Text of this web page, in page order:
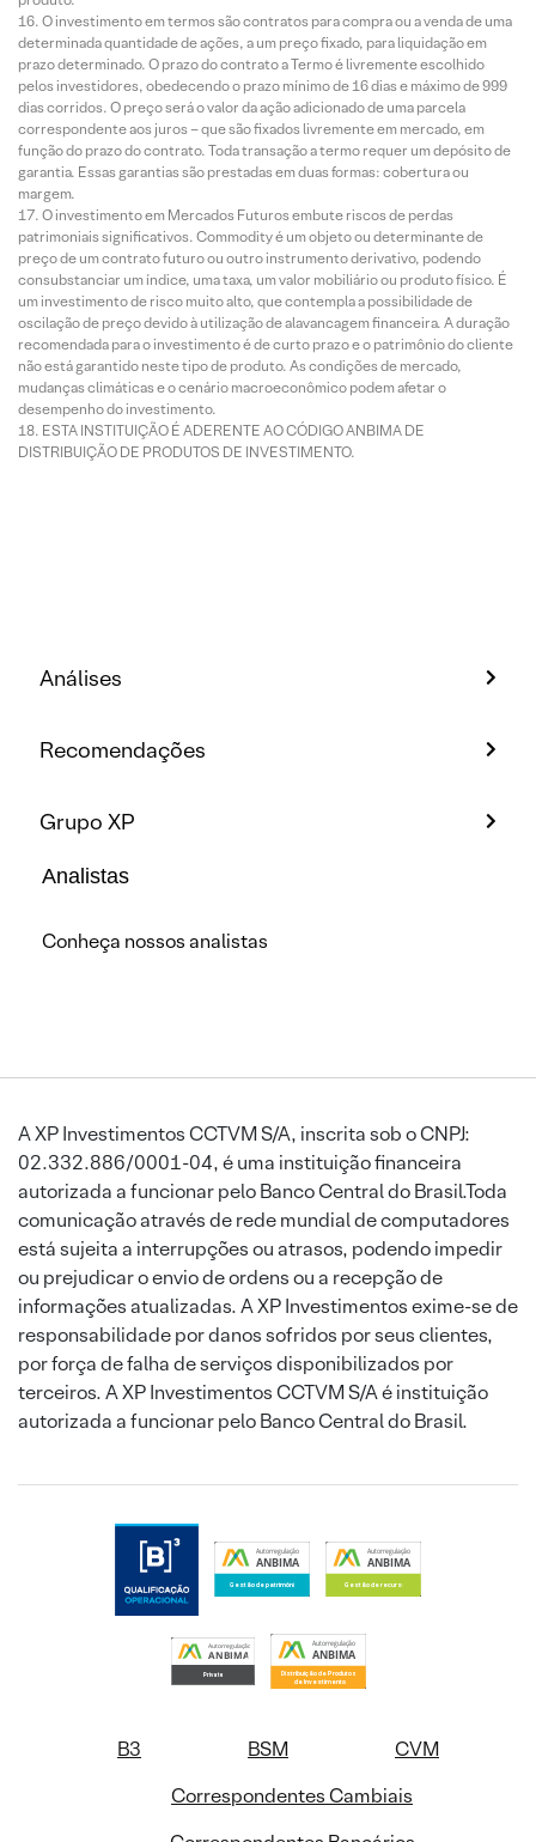
O investimento em termos são contratos para compra ou a venda de uma
determinada quantidade de ações, a um preço fixado, para liquidação em
prazo determinado. O prazo do contrato a Termo é livremente escolhido
pelos investidores, obedecendo o prazo mínimo de 16 dias e máximo de 999
dias corridos. O preço será o valor da ação adicionado de uma parcela
correspondente aos juros – que são fixados livremente em mercado, em
função do prazo do contrato. Toda transação a termo requer um depósito de
garantia. Essas garantias são prestadas em duas formas: cobertura ou
margem.
O investimento em Mercados Futuros embute riscos de perdas
patrimoniais significativos. Commodity é um objeto ou determinante de
preço de um contrato futuro ou outro instrumento derivativo, podendo
consubstanciar um índice, uma taxa, um valor mobiliário ou produto físico. É
um investimento de risco muito alto, que contempla a possibilidade de
oscilação de preço devido à utilização de alavancagem financeira. A duração
recomendada para o investimento é de curto prazo e o patrimônio do cliente
não está garantido neste tipo de produto. As condições de mercado,
mudanças climáticas e o cenário macroeconômico podem afetar o
desempenho do investimento.
ESTA INSTITUIÇÃO É ADERENTE AO CÓDIGO ANBIMA DE
DISTRIBUIÇÃO DE PRODUTOS DE INVESTIMENTO.
Análises
Recomendações
Grupo XP
Analistas
Conheça nossos analistas
A XP Investimentos CCTVM S/A, inscrita sob o CNPJ:
02.332.886/0001-04, é uma instituição financeira
autorizada a funcionar pelo Banco Central do Brasil.Toda
comunicação através de rede mundial de computadores
está sujeita a interrupções ou atrasos, podendo impedir
ou prejudicar o envio de ordens ou a recepção de
informações atualizadas. A XP Investimentos exime-se de
responsabilidade por danos sofridos por seus clientes,
por força de falha de serviços disponibilizados por
terceiros. A XP Investimentos CCTVM S/A é instituição
autorizada a funcionar pelo Banco Central do Brasil.
B3 BSM
CVM
Correspondentes Cambiais